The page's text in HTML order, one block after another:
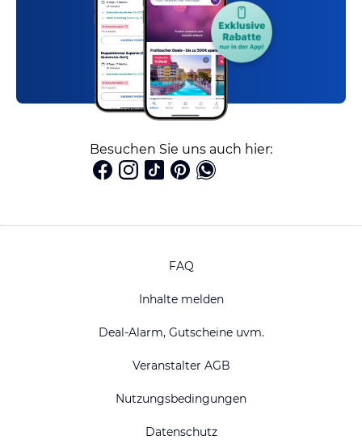
Besuchen Sie uns auch hier:
FAQ
Inhalte melden
Deal-Alarm, Gutscheine uvm.
Veranstalter AGB
Nutzungsbedingungen
Datenschutz